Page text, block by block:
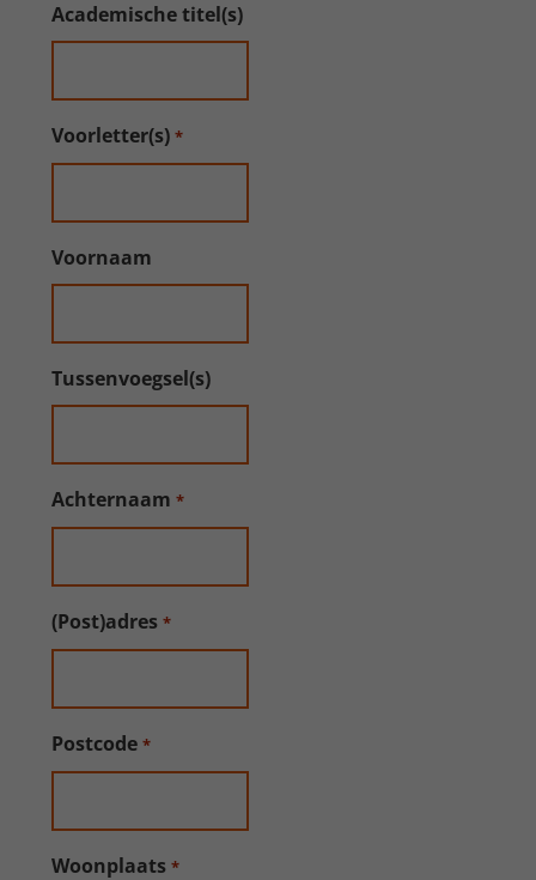
Academische titel(s)
Voorletter(s) *
Voornaam
Tussenvoegsel(s)
Achternaam *
(Post)adres *
Postcode *
Woonplaats *